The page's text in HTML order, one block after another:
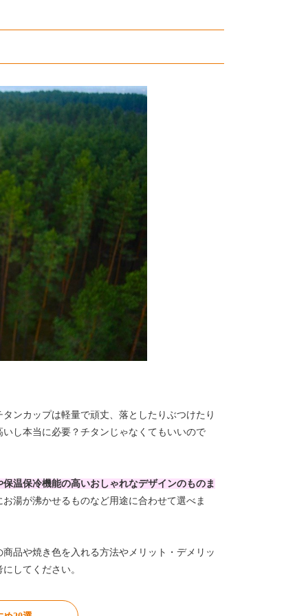
タンカップは軽量で頑丈、落としたりぶつけたり
し本当に必要？チタンじゃなくてもいいので
温保冷機能の高いおしゃれなデザインのものま
湯が沸かせるものなど用途に合わせて選べま
品や焼き色を入れる方法やメリット・デメリッ
してください。